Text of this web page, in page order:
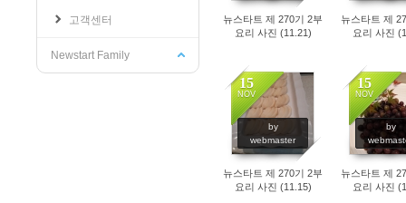
고객센터
Newstart Family
뉴스타트 제 270기 2부
요리 사진 (11.21)
뉴스타트 제
요리 사진
15
NOV
by
webmaster
1380
뉴스타트 제 270기 2부
요리 사진 (11.15)
15
NOV
by
1255
뉴스타트 제
요리 사진